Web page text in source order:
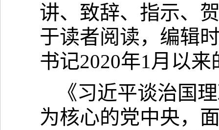
讲、致辞、指示、
于读者阅读，编辑
书记2020年1月以
《习近平谈治国
为核心的党中央，